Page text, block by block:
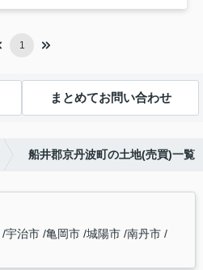
1
まとめてお問い合わせ
船井郡京丹波町の土地(売買)一覧
宇治市 亀岡市 城陽市 南丹市